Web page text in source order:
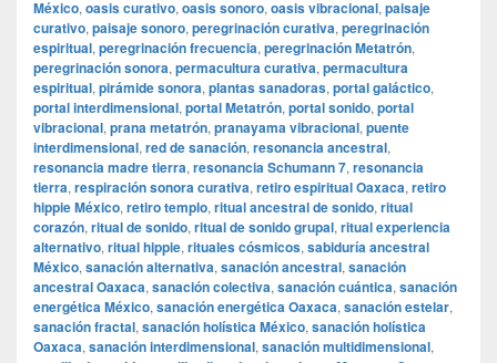
México, oasis curativo, oasis sonoro, oasis vibracional, paisaje
curativo, paisaje sonoro, peregrinación curativa, peregrinación
espiritual, peregrinación frecuencia, peregrinación Metatrón,
peregrinación sonora, permacultura curativa, permacultura
espiritual, pirámide sonora, plantas sanadoras, portal galáctico,
portal interdimensional, portal Metatrón, portal sonido, portal
vibracional, prana metatrón, pranayama vibracional, puente
interdimensional, red de sanación, resonancia ancestral,
resonancia madre tierra, resonancia Schumann 7, resonancia
tierra, respiración sonora curativa, retiro espiritual Oaxaca, retiro
hippie México, retiro templo, ritual ancestral de sonido, ritual
corazón, ritual de sonido, ritual de sonido grupal, ritual experiencia
alternativo, ritual hippie, rituales cósmicos, sabiduría ancestral
México, sanación alternativa, sanación ancestral, sanación
ancestral Oaxaca, sanación colectiva, sanación cuántica, sanación
energética México, sanación energética Oaxaca, sanación estelar,
sanación fractal, sanación holística México, sanación holística
Oaxaca, sanación interdimensional, sanación multidimensional,